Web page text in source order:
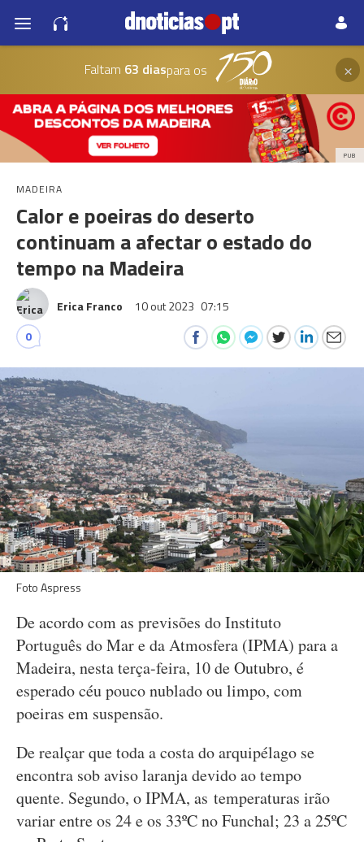
Faltam 63 diaspara os ×
PUB
MADEIRA
Calor e poeiras do deserto
continuam a afectar o estado do
tempo na Madeira
Erica Franco 10 out 2023 07:15
0
Foto Aspress
De acordo com as previsões do Instituto
Português do Mar e da Atmosfera (IPMA) para a
Madeira, nesta terça-feira, 10 de Outubro, é
esperado céu pouco nublado ou limpo, com
poeiras em suspensão.
De realçar que toda a costa do arquipélago se
encontra sob aviso laranja devido ao tempo
quente. Segundo, o IPMA, as temperaturas irão
variar entre os 24 e os 33ºC no Funchal; 23 a 25ºC